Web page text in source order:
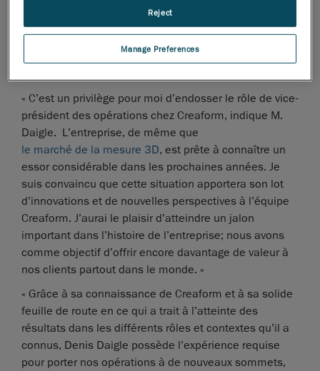
réglementaires, en ingénierie et en opérations. Un
autre point fort chez Denis Daigle est son approche,
qui vise à mobiliser les équipes multidisciplinaires
vers un objectif commun et à promouvoir une culture
« C’est un privilège pour moi d’endosser le rôle de vice-
président des opérations chez Creaform, indique M.
Daigle. L’entreprise, de même que
le marché de la mesure 3D, est prête à connaître un
essor considérable dans les prochaines années. Je
suis convaincu que cette situation apportera son lot
d’innovations et de nouvelles perspectives à l’équipe
Creaform. J’aurai le plaisir d’atteindre un jalon
important dans l’histoire de l’entreprise; nous avons
comme objectif d’offrir encore davantage de valeur à
nos clients partout dans le monde. »
« Grâce à sa connaissance de Creaform et à sa solide
feuille de route en ce qui a trait à l’atteinte des
résultats dans les différents rôles et contextes qu’il a
connus, Denis Daigle possède l’expérience requise
pour porter nos opérations à de nouveaux sommets,
Manage Preferences
Reject